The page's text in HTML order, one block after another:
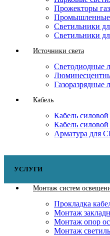
Прожекторы
Промышленные
Светильники
Светильники
Источники света
Светодиодные
Газоразрядные
Кабель
Кабель
Кабель
Арматура для
УСЛУГИ
Монтаж систем
Прокладка
Монтаж
Монтаж опор
Монтаж